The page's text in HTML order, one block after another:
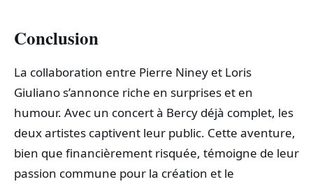
Conclusion
La collaboration entre Pierre Niney et Loris
Giuliano s’annonce riche en surprises et en
humour. Avec un concert à Bercy déjà complet, les
deux artistes captivent leur public. Cette aventure,
bien que financièrement risquée, témoigne de leur
passion commune pour la création et le